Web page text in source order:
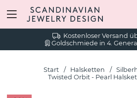
Kostenloser Versand
Goldschmiede in 4.
Start Halsketten
Twisted Orbit - Pearl